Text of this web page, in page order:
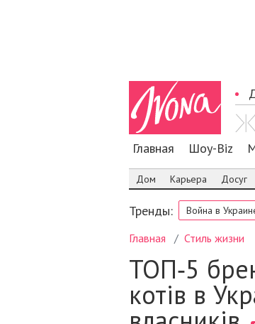
Главная Шоу-Biz
Дом Карьера Досуг
Тренды: Война в
Главная Стиль жизни
ТОП‑5
котів в